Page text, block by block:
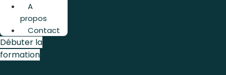
A
propos
Contact
Débuter la
formation